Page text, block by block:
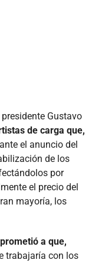
Gustavo
de carga que,
ante el anuncio del
de los
por
el precio del
mayoría, los
a que,
trabajaría con los